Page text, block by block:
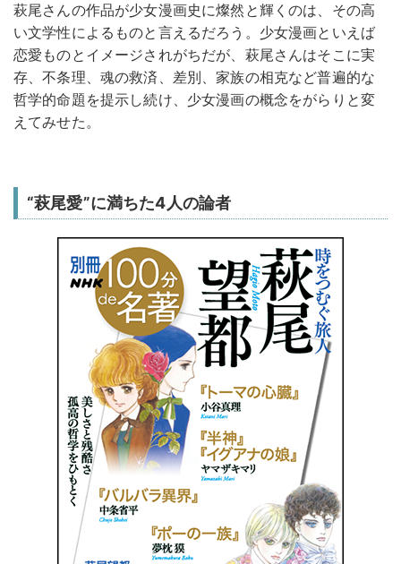
萩尾さんの作品が少女漫画史に燦然と輝くのは、その高
い文学性によるものと言えるだろう。少女漫画といえば
恋愛ものとイメージされがちだが、萩尾さんはそこに実
存、不条理、魂の救済、差別、家族の相克など普遍的な
哲学的命題を提示し続け、少女漫画の概念をがらりと変
えてみせた。
“萩尾愛”に満ちた4人の論者